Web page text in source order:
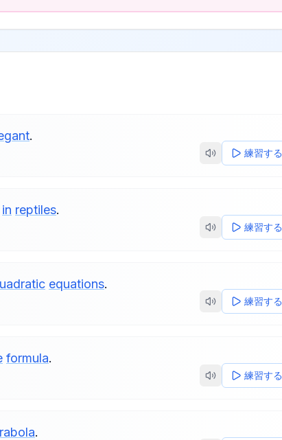
.
練習する
in reptiles.
練習する
equations.
練習する
formula.
練習する
.